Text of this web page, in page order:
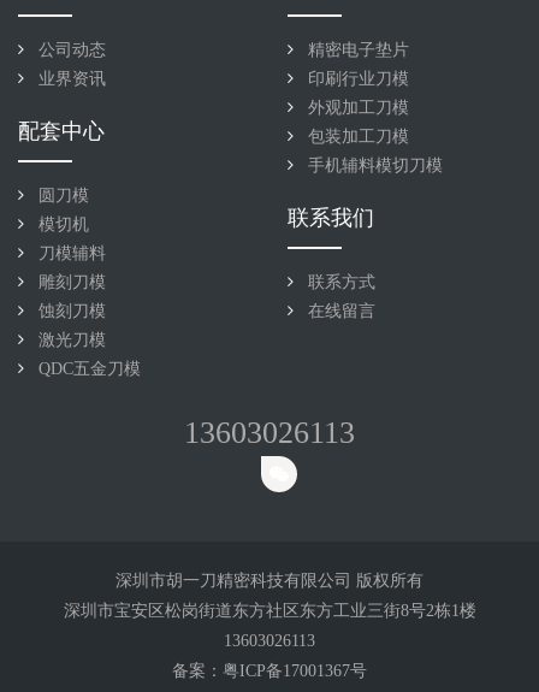
公司动态
业界资讯
精密电子垫片
印刷行业刀模
外观加工刀模
包装加工刀模
手机辅料模切刀模
配套中心
圆刀模
模切机
刀模辅料
雕刻刀模
蚀刻刀模
激光刀模
QDC五金刀模
联系我们
联系方式
在线留言
13603026113
深圳市胡一刀精密科技有限公司 版权所有
深圳市宝安区松岗街道东方社区东方工业三街8号2栋1楼
13603026113
备案： 粤ICP备17001367号